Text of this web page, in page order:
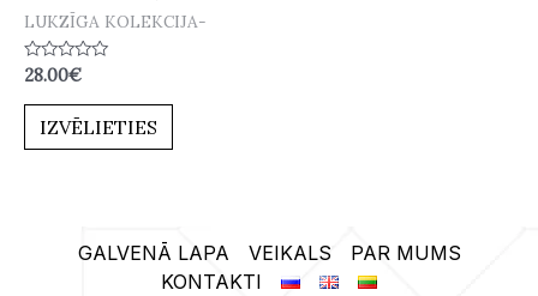
LUKZĪGA KOLEKCIJA-
Novērtēts
0
28.00€
IZVĒLIETIES
GALVENĀ LAPA VEIKALS
PAR MUMS
KONTAKTI